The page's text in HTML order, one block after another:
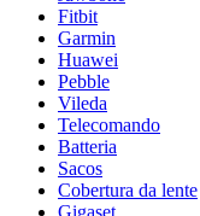
Fitbit
Garmin
Huawei
Pebble
Vileda
Telecomando
Batteria
Sacos
Cobertura da lente
Gigaset